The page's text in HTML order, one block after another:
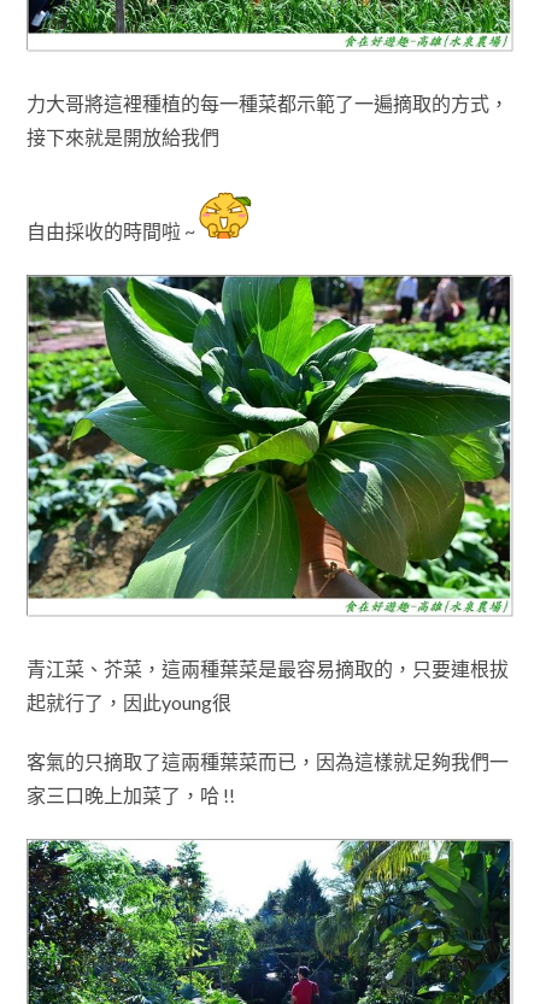
力大哥將這裡種植的每一種菜都示範了一遍摘取的方式，
接下來就是開放給我們
自由採收的時間啦 ~
青江菜、 芥菜，這兩種葉菜是最容易摘取的 ，只要連根拔
起就行了 ，因此young很
客氣的只摘取了這兩種葉菜而已，因為這樣就足夠我們一
家三口晚上加菜了 ，哈 !!